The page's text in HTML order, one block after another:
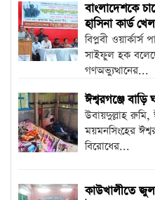
বাংলাদেশকে
হাসিনা কার্ড
বিপ্লবী
সাইফুল হক
গণঅভ্যুত্থানের...
ঈশ্বরগঞ্জে বাড়ি
উবায়দুল্লাহ রুমি,
ময়মনসিংহের
বিরোধের...
কাউখালীতে